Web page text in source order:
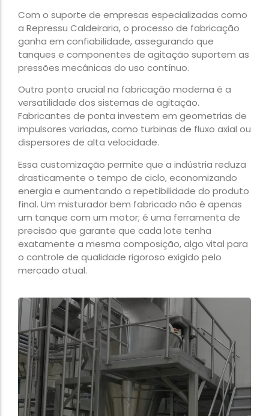
Com o suporte de empresas especializadas como
a Repressu Caldeiraria, o processo de fabricação
ganha em confiabilidade, assegurando que
tanques e componentes de agitação suportem as
pressões mecânicas do uso contínuo.
Outro ponto crucial na fabricação moderna é a
versatilidade dos sistemas de agitação.
Fabricantes de ponta investem em geometrias de
impulsores variadas, como turbinas de fluxo axial ou
dispersores de alta velocidade.
Essa customização permite que a indústria reduza
drasticamente o tempo de ciclo, economizando
energia e aumentando a repetibilidade do produto
final. Um misturador bem fabricado não é apenas
um tanque com um motor; é uma ferramenta de
precisão que garante que cada lote tenha
exatamente a mesma composição, algo vital para
o controle de qualidade rigoroso exigido pelo
mercado atual.